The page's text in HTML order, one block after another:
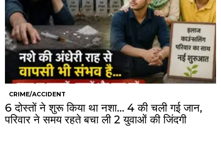
CRIME/ACCIDENT
6 दोस्तों ने शुरू किया था नशा… 4 की चली गई जान,
परिवार ने समय रहते बचा ली 2 युवाओं की जिंदगी